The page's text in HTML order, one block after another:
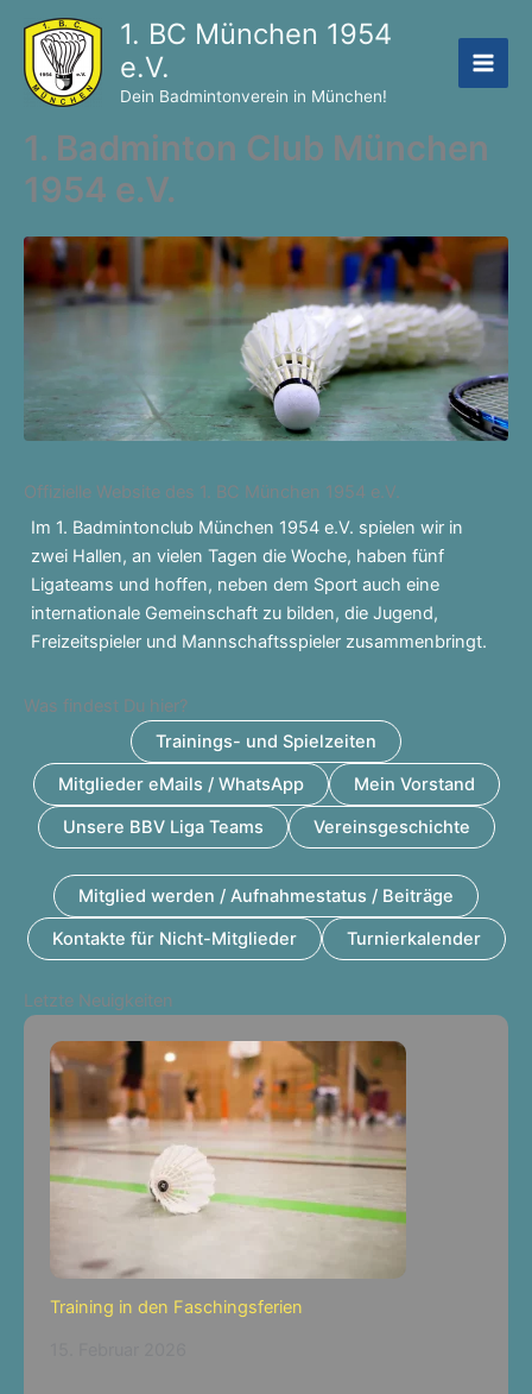
Inhalt
springen
1. BC München 1954
e.V.
Dein Badmintonverein in München!
1. Badminton Club München
1954 e.V.
Offizielle Website des 1. BC München 1954 e.V.
Im 1. Badmintonclub München 1954 e.V. spielen wir in
zwei Hallen, an vielen Tagen die Woche, haben fünf
Ligateams und hoffen, neben dem Sport auch eine
internationale Gemeinschaft zu bilden, die Jugend,
Freizeitspieler und Mannschaftsspieler zusammenbringt.
Was findest Du hier?
Trainings- und Spielzeiten
Mitglieder eMails / WhatsApp
Mein Vorstand
Unsere BBV Liga Teams
Vereinsgeschichte
Mitglied werden / Aufnahmestatus / Beiträge
Kontakte für Nicht-Mitglieder
Turnierkalender
Letzte Neuigkeiten
Training in den Faschingsferien